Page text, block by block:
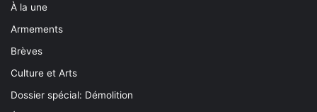
À la une
Armements
Brèves
Culture et Arts
Dossier spécial: Démolition